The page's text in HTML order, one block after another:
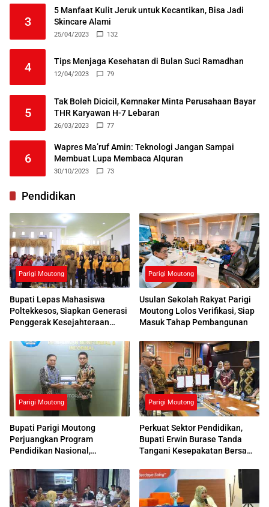
3
5 Manfaat Kulit Jeruk untuk Kecantikan, Bisa Jadi
Skincare Alami
25/04/2023 132
4 Tips Menjaga Kesehatan di Bulan Suci Ramadhan
12/04/2023 79
5
Tak Boleh Dicicil, Kemnaker Minta Perusahaan Bayar
THR Karyawan H-7 Lebaran
26/03/2023 77
6
Wapres Ma’ruf Amin: Teknologi Jangan Sampai
Membuat Lupa Membaca Alquran
30/10/2023 73
Pendidikan
Parigi Moutong
Bupati Lepas Mahasiswa
Poltekkesos, Siapkan Generasi
Penggerak Kesejahteraan
Parigi Moutong
Usulan Sekolah Rakyat Parigi
Moutong Lolos Verifikasi, Siap
Masuk Tahap Pembangunan
Parigi Moutong
Bupati Parigi Moutong
Perjuangkan Program
Pendidikan Nasional,
Respons Positif
Parigi Moutong
Perkuat Sektor Pendidikan,
Bupati Erwin Burase Tanda
Tangani Kesepakatan Bersama